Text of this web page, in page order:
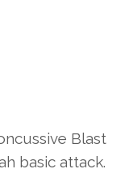
Blast
basic attack.